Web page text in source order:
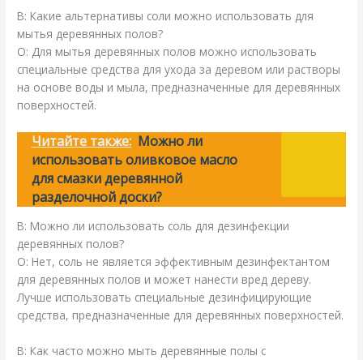
В: Какие альтернативы соли можно использовать для
мытья деревянных полов?
О: Для мытья деревянных полов можно использовать
специальные средства для ухода за деревом или растворы
на основе воды и мыла, предназначенные для деревянных
поверхностей.
Читайте также: Можно ли
использовать оливковое масло
для смазки деревянной
разделочной доски?
В: Можно ли использовать соль для дезинфекции
деревянных полов?
О: Нет, соль не является эффективным дезинфектантом
для деревянных полов и может нанести вред дереву.
Лучше использовать специальные дезинфицирующие
средства, предназначенные для деревянных поверхностей.
В: Как часто можно мыть деревянные полы с